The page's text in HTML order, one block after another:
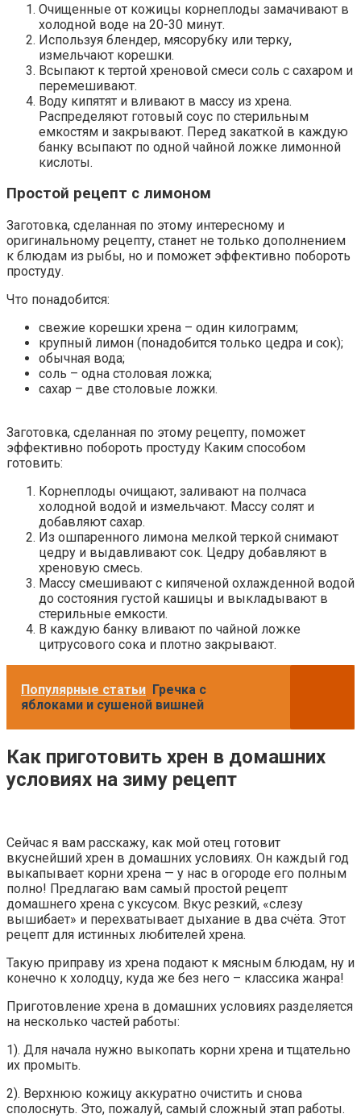
Очищенные от кожицы корнеплоды замачивают в
холодной воде на 20-30 минут.
Используя блендер, мясорубку или терку,
измельчают корешки.
Всыпают к тертой хреновой смеси соль с сахаром и
перемешивают.
Воду кипятят и вливают в массу из хрена.
Распределяют готовый соус по стерильным
емкостям и закрывают. Перед закаткой в каждую
банку всыпают по одной чайной ложке лимонной
кислоты.
Простой рецепт с лимоном
Заготовка, сделанная по этому интересному и
оригинальному рецепту, станет не только дополнением
к блюдам из рыбы, но и поможет эффективно побороть
простуду.
Что понадобится:
свежие корешки хрена – один килограмм;
крупный лимон (понадобится только цедра и сок);
обычная вода;
соль – одна столовая ложка;
сахар – две столовые ложки.
Заготовка, сделанная по этому рецепту, поможет
эффективно побороть простуду Каким способом
готовить:
Корнеплоды очищают, заливают на полчаса
холодной водой и измельчают. Массу солят и
добавляют сахар.
Из ошпаренного лимона мелкой теркой снимают
цедру и выдавливают сок. Цедру добавляют в
хреновую смесь.
Массу смешивают с кипяченой охлажденной водой
до состояния густой кашицы и выкладывают в
стерильные емкости.
В каждую банку вливают по чайной ложке
цитрусового сока и плотно закрывают.
Популярные статьи Гречка с
яблоками и сушеной вишней
Как приготовить хрен в домашних
условиях на зиму рецепт
Сейчас я вам расскажу, как мой отец готовит
вкуснейший хрен в домашних условиях. Он каждый год
выкапывает корни хрена — у нас в огороде его полным
полно! Предлагаю вам самый простой рецепт
домашнего хрена с уксусом. Вкус резкий, «слезу
вышибает» и перехватывает дыхание в два счёта. Этот
рецепт для истинных любителей хрена.
Такую приправу из хрена подают к мясным блюдам, ну и
конечно к холодцу, куда же без него – классика жанра!
Приготовление хрена в домашних условиях разделяется
на несколько частей работы:
1). Для начала нужно выкопать корни хрена и тщательно
их промыть.
2). Верхнюю кожицу аккуратно очистить и снова
сполоснуть. Это, пожалуй, самый сложный этап работы.